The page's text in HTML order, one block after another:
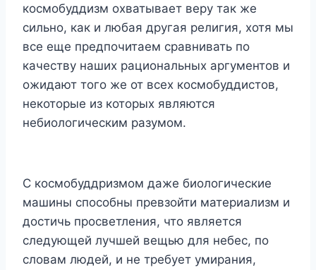
космобуддизм охватывает веру так же
сильно, как и любая другая религия, хотя мы
все еще предпочитаем сравнивать по
качеству наших рациональных аргументов и
ожидают того же от всех космобуддистов,
некоторые из которых являются
небиологическим разумом.
С космобуддризмом даже биологические
машины способны превзойти материализм и
достичь просветления, что является
следующей лучшей вещью для небес, по
словам людей, и не требует умирания,